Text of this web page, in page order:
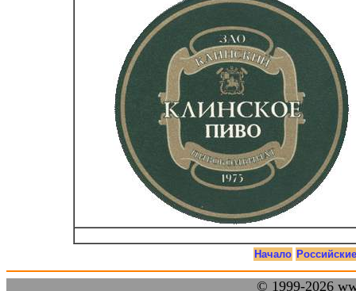
Начало Российские
© 1999-2026